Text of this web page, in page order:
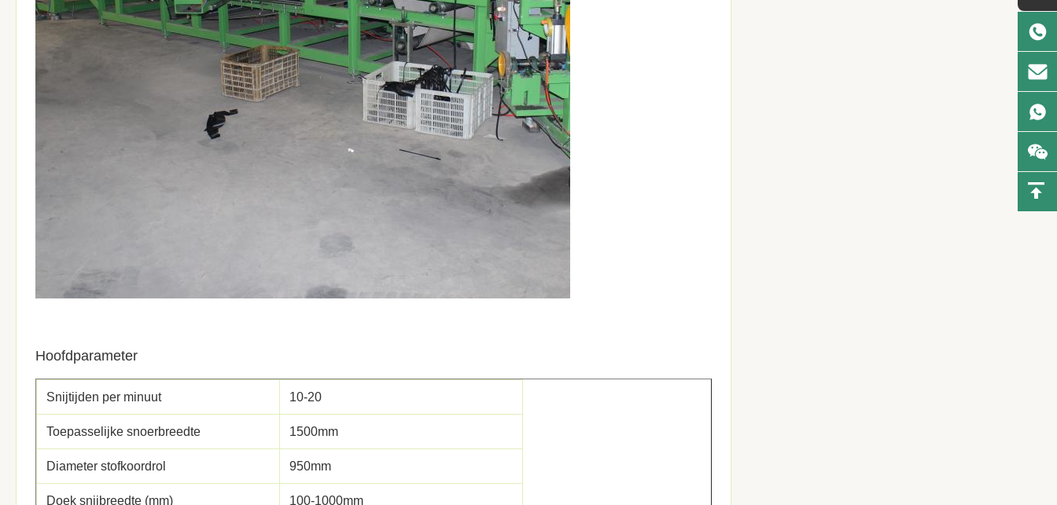
Hoofdparameter
Snijtijden per minuut 10-20
Toepasselijke snoerbreedte 1500mm
Diameter stofkoordrol 950mm
Doek snijbreedte (mm) 100-1000mm